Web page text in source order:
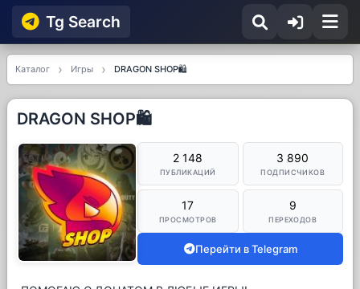
Tg Searсh
Каталог Игры DRAGON SHOP🛍
DRAGON SHOP🛍
2 148
ПУБЛИКАЦИЙ
3 890
ПОДПИСЧИКОВ
17
ПРОСМОТРОВ
9
ПЕРЕХОДОВ
Перейти в Telegram